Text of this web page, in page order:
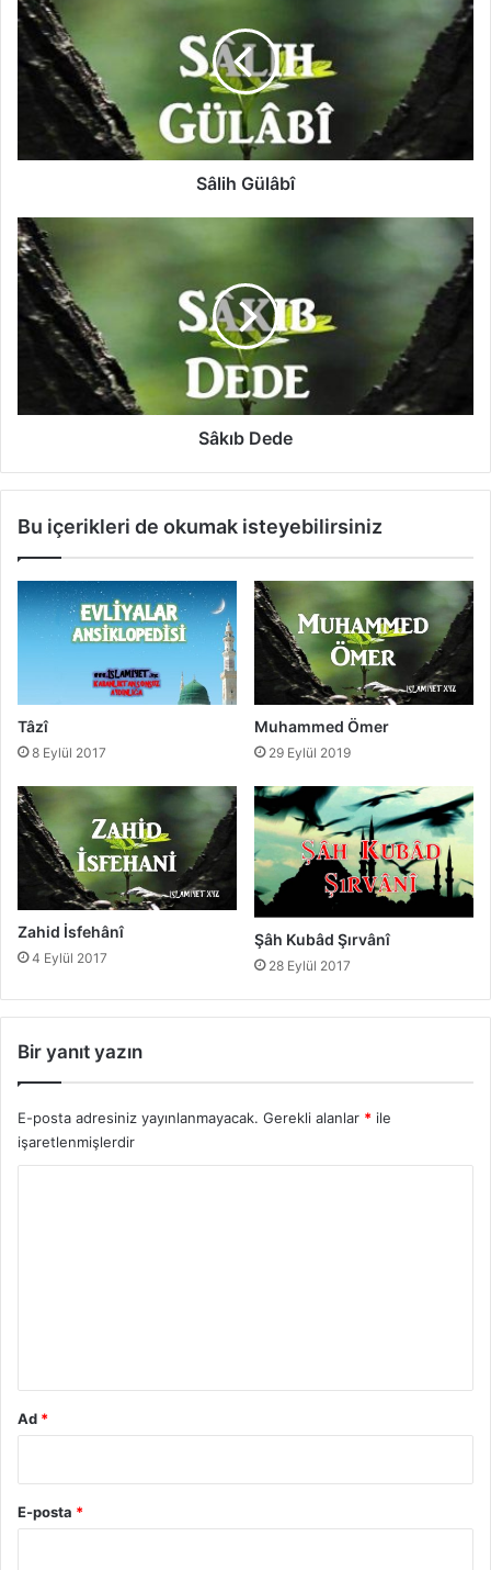
l
h
â
Sâlih Gülâbî
S
â
k
b
e
Sâkıb Dede
Bu içerikleri de okumak isteyebilirsiniz
Tâzî
8 Eylül 2017
Muhammed Ömer
29 Eylül 2019
Zahid İsfehânî
4 Eylül 2017
Şâh Kubâd Şırvânî
28 Eylül 2017
Bir yanıt yazın
E-posta adresiniz yayınlanmayacak. Gerekli alanlar * ile
işaretlenmişlerdir
Ad *
E-posta *